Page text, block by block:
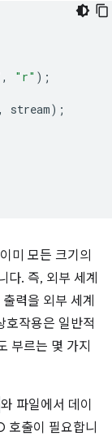
, "r" );
, stream);
미 모든 크기의
다. 즉, 외부 세계
력을 외부 세계
호작용은 일반적
부르는 몇 가지
와 파일에서 데이
호출이 필요합니